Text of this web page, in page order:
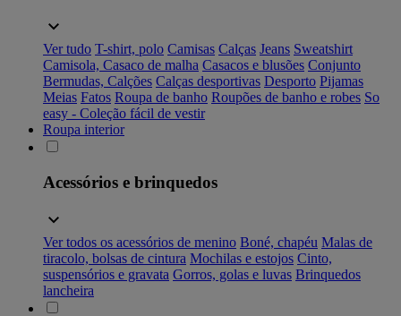
Ver tudo T-shirt, polo Camisas Calças Jeans Sweatshirt
Camisola, Casaco de malha Casacos e blusões Conjunto
Bermudas, Calções Calças desportivas Desporto Pijamas
Meias Fatos Roupa de banho Roupões de banho e robes So
easy - Coleção fácil de vestir
Roupa interior
Acessórios e brinquedos
Ver todos os acessórios de menino Boné, chapéu Malas de
tiracolo, bolsas de cintura Mochilas e estojos Cinto,
suspensórios e gravata Gorros, golas e luvas Brinquedos
lancheira